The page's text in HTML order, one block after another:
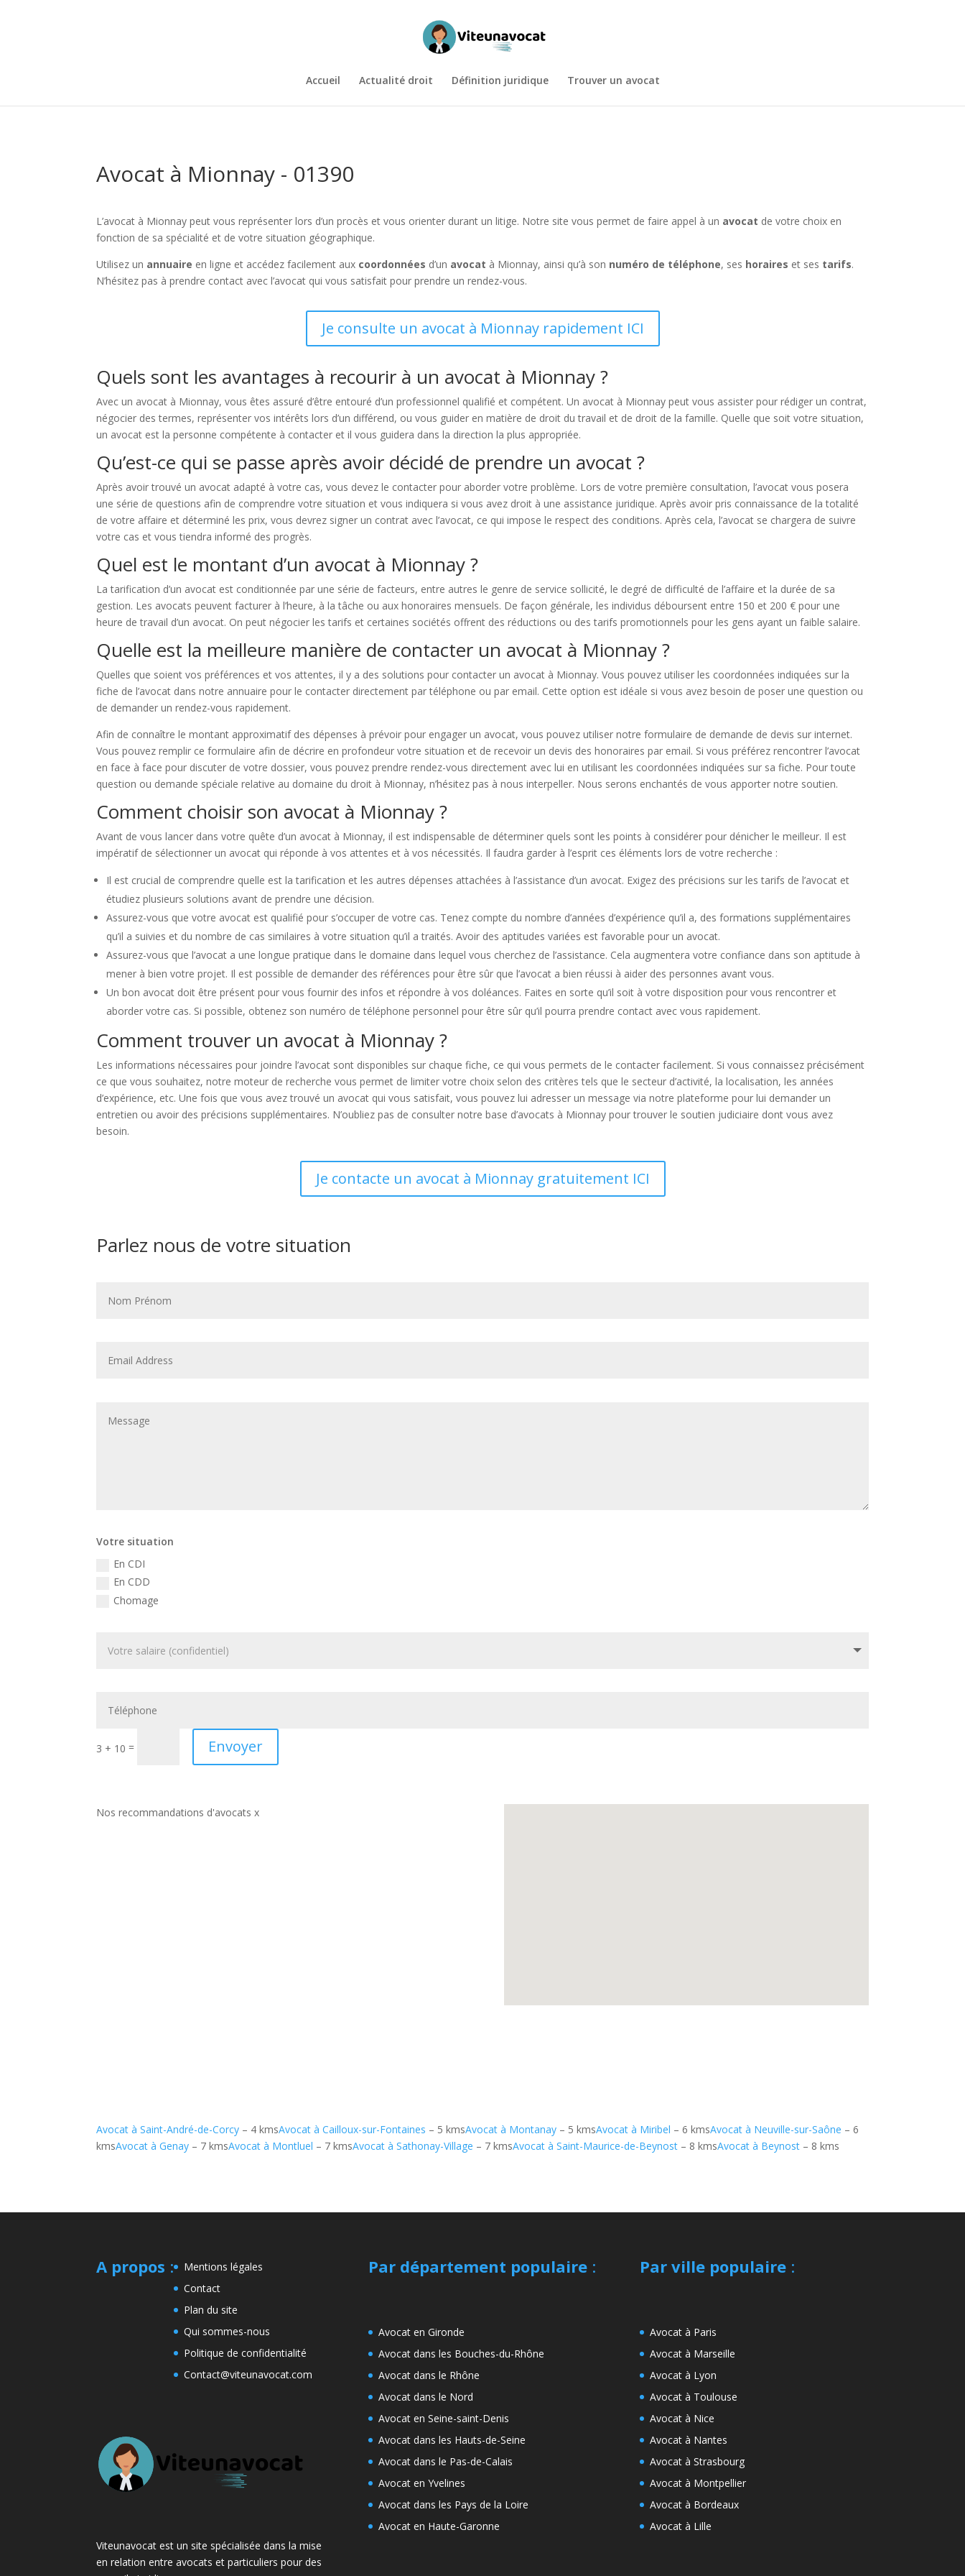
Accueil Actualité droit Définition juridique Trouver un avocat
Avocat à Mionnay - 01390
L’avocat à Mionnay peut vous représenter lors d’un procès et vous orienter durant un litige. Notre site vous permet de faire appel à un avocat de votre choix en
fonction de sa spécialité et de votre situation géographique.
Utilisez un annuaire en ligne et accédez facilement aux coordonnées d’un avocat à Mionnay, ainsi qu’à son numéro de téléphone, ses horaires et ses tarifs.
N’hésitez pas à prendre contact avec l’avocat qui vous satisfait pour prendre un rendez-vous.
Je consulte un avocat à Mionnay rapidement ICI
Quels sont les avantages à recourir à un avocat à Mionnay ?
Avec un avocat à Mionnay, vous êtes assuré d’être entouré d’un professionnel qualifié et compétent. Un avocat à Mionnay peut vous assister pour rédiger un contrat,
négocier des termes, représenter vos intérêts lors d’un différend, ou vous guider en matière de droit du travail et de droit de la famille. Quelle que soit votre situation,
un avocat est la personne compétente à contacter et il vous guidera dans la direction la plus appropriée.
Qu’est-ce qui se passe après avoir décidé de prendre un avocat ?
Après avoir trouvé un avocat adapté à votre cas, vous devez le contacter pour aborder votre problème. Lors de votre première consultation, l’avocat vous posera
une série de questions afin de comprendre votre situation et vous indiquera si vous avez droit à une assistance juridique. Après avoir pris connaissance de la totalité
de votre affaire et déterminé les prix, vous devrez signer un contrat avec l’avocat, ce qui impose le respect des conditions. Après cela, l’avocat se chargera de suivre
votre cas et vous tiendra informé des progrès.
Quel est le montant d’un avocat à Mionnay ?
La tarification d’un avocat est conditionnée par une série de facteurs, entre autres le genre de service sollicité, le degré de difficulté de l’affaire et la durée de sa
gestion. Les avocats peuvent facturer à l’heure, à la tâche ou aux honoraires mensuels. De façon générale, les individus déboursent entre 150 et 200 € pour une
heure de travail d’un avocat. On peut négocier les tarifs et certaines sociétés offrent des réductions ou des tarifs promotionnels pour les gens ayant un faible salaire.
Quelle est la meilleure manière de contacter un avocat à Mionnay ?
Quelles que soient vos préférences et vos attentes, il y a des solutions pour contacter un avocat à Mionnay. Vous pouvez utiliser les coordonnées indiquées sur la
fiche de l’avocat dans notre annuaire pour le contacter directement par téléphone ou par email. Cette option est idéale si vous avez besoin de poser une question ou
de demander un rendez-vous rapidement.
Afin de connaître le montant approximatif des dépenses à prévoir pour engager un avocat, vous pouvez utiliser notre formulaire de demande de devis sur internet.
Vous pouvez remplir ce formulaire afin de décrire en profondeur votre situation et de recevoir un devis des honoraires par email. Si vous préférez rencontrer l’avocat
en face à face pour discuter de votre dossier, vous pouvez prendre rendez-vous directement avec lui en utilisant les coordonnées indiquées sur sa fiche. Pour toute
question ou demande spéciale relative au domaine du droit à Mionnay, n’hésitez pas à nous interpeller. Nous serons enchantés de vous apporter notre soutien.
Comment choisir son avocat à Mionnay ?
Avant de vous lancer dans votre quête d’un avocat à Mionnay, il est indispensable de déterminer quels sont les points à considérer pour dénicher le meilleur. Il est
impératif de sélectionner un avocat qui réponde à vos attentes et à vos nécessités. Il faudra garder à l’esprit ces éléments lors de votre recherche :
Il est crucial de comprendre quelle est la tarification et les autres dépenses attachées à l’assistance d’un avocat. Exigez des précisions sur les tarifs de l’avocat et
étudiez plusieurs solutions avant de prendre une décision.
Assurez-vous que votre avocat est qualifié pour s’occuper de votre cas. Tenez compte du nombre d’années d’expérience qu’il a, des formations supplémentaires
qu’il a suivies et du nombre de cas similaires à votre situation qu’il a traités. Avoir des aptitudes variées est favorable pour un avocat.
Assurez-vous que l’avocat a une longue pratique dans le domaine dans lequel vous cherchez de l’assistance. Cela augmentera votre confiance dans son aptitude à
mener à bien votre projet. Il est possible de demander des références pour être sûr que l’avocat a bien réussi à aider des personnes avant vous.
Un bon avocat doit être présent pour vous fournir des infos et répondre à vos doléances. Faites en sorte qu’il soit à votre disposition pour vous rencontrer et
aborder votre cas. Si possible, obtenez son numéro de téléphone personnel pour être sûr qu’il pourra prendre contact avec vous rapidement.
Comment trouver un avocat à Mionnay ?
Les informations nécessaires pour joindre l’avocat sont disponibles sur chaque fiche, ce qui vous permets de le contacter facilement. Si vous connaissez précisément
ce que vous souhaitez, notre moteur de recherche vous permet de limiter votre choix selon des critères tels que le secteur d’activité, la localisation, les années
d’expérience, etc. Une fois que vous avez trouvé un avocat qui vous satisfait, vous pouvez lui adresser un message via notre plateforme pour lui demander un
entretien ou avoir des précisions supplémentaires. N’oubliez pas de consulter notre base d’avocats à Mionnay pour trouver le soutien judiciaire dont vous avez
besoin.
Je contacte un avocat à Mionnay gratuitement ICI
Parlez nous de votre situation
Votre situation
En CDI
En CDD
Chomage
3 + 10 = Envoyer
Nos recommandations d'avocats x
Avocat à Saint-André-de-Corcy – 4 kmsAvocat à Cailloux-sur-Fontaines – 5 kmsAvocat à Montanay – 5 kmsAvocat à Miribel – 6 kmsAvocat à Neuville-sur-Saône – 6
kmsAvocat à Genay – 7 kmsAvocat à Montluel – 7 kmsAvocat à Sathonay-Village – 7 kmsAvocat à Saint-Maurice-de-Beynost – 8 kmsAvocat à Beynost – 8 kms
A propos :
Mentions légales
Contact
Plan du site
Qui sommes-nous
Politique de confidentialité
Contact@viteunavocat.com
Viteunavocat est un site spécialisée dans la mise
en relation entre avocats et particuliers pour des
Par département populaire:
Avocat en Gironde
Avocat dans les Bouches-du-Rhône
Avocat dans le Rhône
Avocat dans le Nord
Avocat en Seine-saint-Denis
Avocat dans les Hauts-de-Seine
Avocat dans le Pas-de-Calais
Avocat en Yvelines
Avocat dans les Pays de la Loire
Avocat en Haute-Garonne
Par ville populaire:
Avocat à Paris
Avocat à Marseille
Avocat à Lyon
Avocat à Toulouse
Avocat à Nice
Avocat à Nantes
Avocat à Strasbourg
Avocat à Montpellier
Avocat à Bordeaux
Avocat à Lille